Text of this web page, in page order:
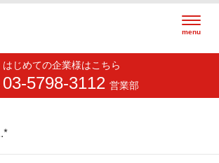
menu
はじめての企業様はこちら
03-5798-3112 営業部